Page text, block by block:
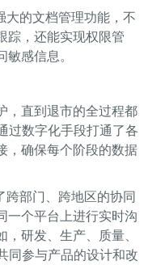
大的文档管理功能，不
踪，还能实现权限管
感信息。
，直到退市的全过程都
过数字化手段打通了各
，确保每个阶段的数据
跨部门、跨地区的协同
一个平台上进行实时沟
研发、生产、质量、
同参与产品的设计和改